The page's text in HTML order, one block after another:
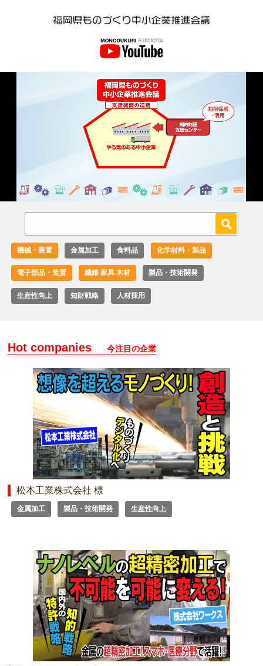
Unmute Loaded
機械・装置 金属加工 食料品 化学材料・製品
電子部品・装置 繊維 家具 木材 製品・技術開発
生産性向上 知財戦略 人材採用
Hot companies 今注目の企業
松本工業株式会社 様
金属加工 製品・技術開発 生産性向上